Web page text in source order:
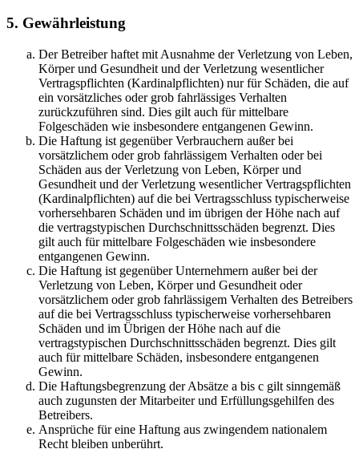
5. Gewährleistung
Der Betreiber haftet mit Ausnahme der Verletzung von Leben,
Körper und Gesundheit und der Verletzung wesentlicher
Vertragspflichten (Kardinalpflichten) nur für Schäden, die auf
ein vorsätzliches oder grob fahrlässiges Verhalten
zurückzuführen sind. Dies gilt auch für mittelbare
Folgeschäden wie insbesondere entgangenen Gewinn.
Die Haftung ist gegenüber Verbrauchern außer bei
vorsätzlichem oder grob fahrlässigem Verhalten oder bei
Schäden aus der Verletzung von Leben, Körper und
Gesundheit und der Verletzung wesentlicher Vertragspflichten
(Kardinalpflichten) auf die bei Vertragsschluss typischerweise
vorhersehbaren Schäden und im übrigen der Höhe nach auf
die vertragstypischen Durchschnittsschäden begrenzt. Dies
gilt auch für mittelbare Folgeschäden wie insbesondere
entgangenen Gewinn.
Die Haftung ist gegenüber Unternehmern außer bei der
Verletzung von Leben, Körper und Gesundheit oder
vorsätzlichem oder grob fahrlässigem Verhalten des Betreibers
auf die bei Vertragsschluss typischerweise vorhersehbaren
Schäden und im Übrigen der Höhe nach auf die
vertragstypischen Durchschnittsschäden begrenzt. Dies gilt
auch für mittelbare Schäden, insbesondere entgangenen
Gewinn.
Die Haftungsbegrenzung der Absätze a bis c gilt sinngemäß
auch zugunsten der Mitarbeiter und Erfüllungsgehilfen des
Betreibers.
Ansprüche für eine Haftung aus zwingendem nationalem
Recht bleiben unberührt.